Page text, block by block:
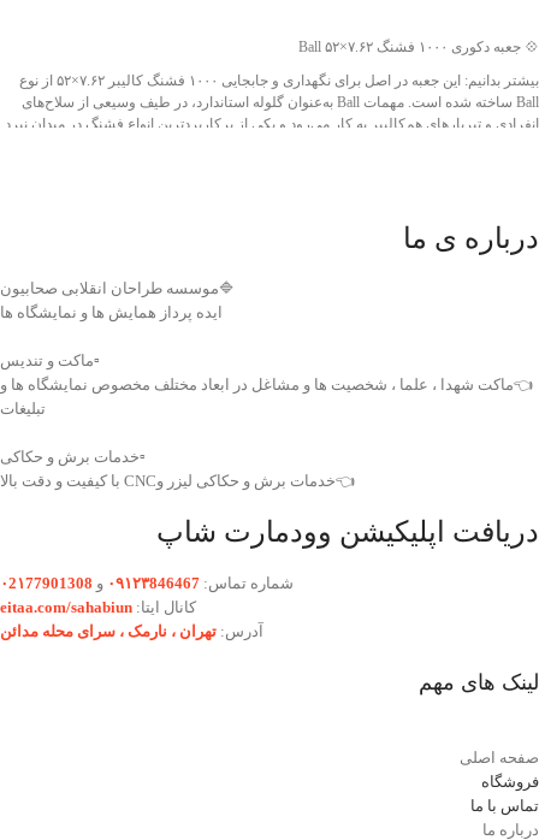
جنگ‌افزارهای ضدزره مدرن است که آن را به انتخابی ارزشمند برای دکورهای یادگاری،
پروژه‌های نمایشگاهی و رویدادهای دفاع مقدس تبدیل می‌کند.
❤️ شناسه اثر: 4011630
💠 جعبه دکوری ۱۰۰۰ فشنگ ۷.۶۲×۵۲ Ball
بیشتر بدانیم: این جعبه در اصل برای نگهداری و جابجایی ۱۰۰۰ فشنگ کالیبر ۷.۶۲×۵۲ از نوع
Ball ساخته شده است. مهمات Ball به‌عنوان گلوله استاندارد، در طیف وسیعی از سلاح‌های
انفرادی و تیربارهای هم‌کالیبر به کار می‌رود و یکی از پرکاربردترین انواع فشنگ در میدان نبرد
کالیبر: ۷.۶۲×۵۲
را به انتخابی مناسب برای دکورهای یادگاری، پروژه‌های نمایشی و نمایشگاه‌های دفاع مقدس
تبدیل می‌کند.
درباره ی ما
🔷موسسه طراحان انقلابی صحابیون
ایده پرداز همایش ها و نمایشگاه ها
▫️ماکت و تندیس
👈ماکت شهدا ، علما ، شخصیت ها و مشاغل در ابعاد مختلف مخصوص نمایشگاه ها و
تبلیغات
▫️خدمات برش و حکاکی
👈خدمات برش و حکاکی لیزر وCNC با کیفیت و دقت بالا
دریافت اپلیکیشن وودمارت شاپ
شماره تماس: ۰۹۱۲۳846467 و ۰2۱77901308
کانال ایتا: eitaa.com/sahabiun
آدرس: تهران ،‌ نارمک ، سرای محله مدائن
لینک های مهم
صفحه اصلی
فروشگاه
تماس با ما
درباره ما